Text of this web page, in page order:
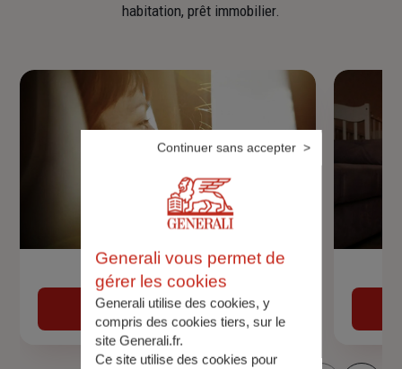
habitation, prêt immobilier.
Devis assurance auto
Obtenir une estimation
Generali vous permet de
gérer les cookies
Generali utilise des cookies, y
compris des cookies tiers, sur le
site Generali.fr.
Ce site utilise des cookies pour
Continuer sans accepter